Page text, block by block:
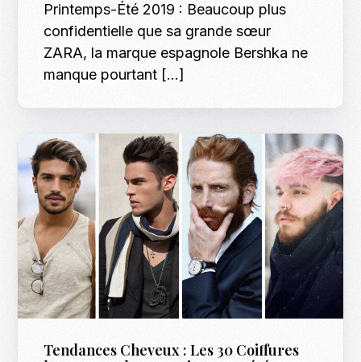
Printemps-Été 2019 : Beaucoup plus
confidentielle que sa grande sœur
ZARA, la marque espagnole Bershka ne
manque pourtant […]
Tendances Cheveux : Les 30 Coiffures